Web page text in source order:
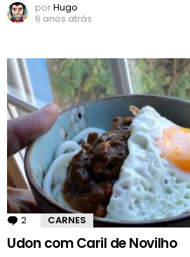
porHugo
6 anos atrás
2 Comentários
CARNES
Udon com Caril de Novilho